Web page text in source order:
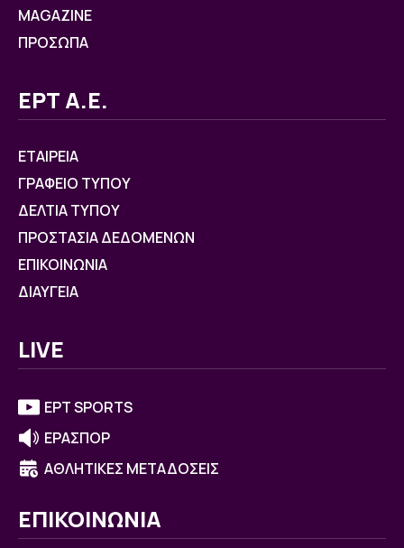
MAGAZINE
ΠΡΟΣΩΠΑ
ΕΡΤ Α.Ε.
ΕΤΑΙΡΕΙΑ
ΓΡΑΦΕΙΟ ΤΥΠΟΥ
ΔΕΛΤΙΑ ΤΥΠΟΥ
ΠΡΟΣΤΑΣΙΑ ΔΕΔΟΜΕΝΩΝ
ΕΠΙΚΟΙΝΩΝΙΑ
ΔΙΑΥΓΕΙΑ
LIVE
ΕΡΤ SPORTS
ΕΡΑΣΠΟΡ
ΑΘΛΗΤΙΚΕΣ ΜΕΤΑΔΟΣΕΙΣ
ΕΠΙΚΟΙΝΩΝΙΑ